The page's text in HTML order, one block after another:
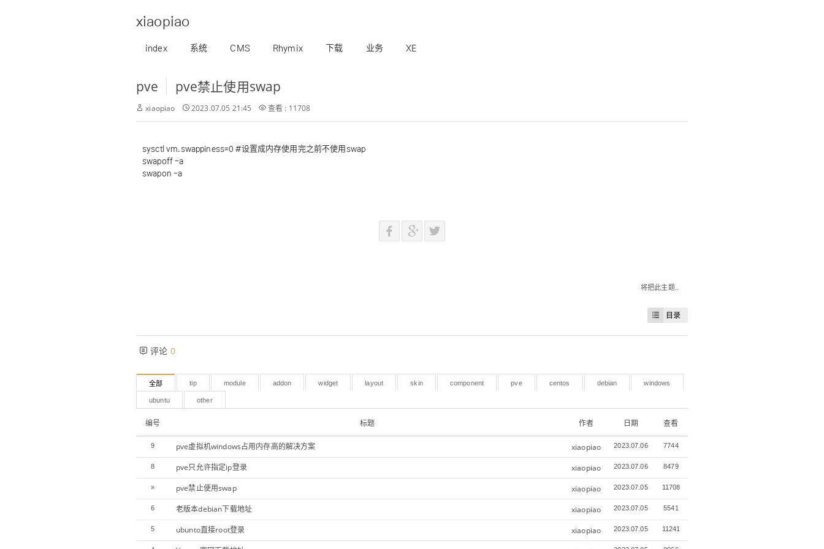
xiaopiao
index 系统 CMS Rhymix 下载 业务 XE
pve pve禁止使用swap
xiaopiao 2023.07.05 21:45 查看 : 11708
sysctl vm.swappiness=0 #设置成内存使用完之前不使用swap
swapoff -a
swapon -a
将把此主题..
目录
评论 0
全部 tip module addon widget layout skin component pve centos debian windows
ubuntu other
编号 标题 作者 日期 查看
9 pve虚拟机windows占用内存高的解决方案 xiaopiao 2023.07.06 7744
8 pve只允许指定ip登录 xiaopiao 2023.07.06 8479
» pve禁止使用swap xiaopiao 2023.07.05 11708
6 老版本debian下载地址 xiaopiao 2023.07.05 5541
5 ubunto直接root登录 xiaopiao 2023.07.05 11241